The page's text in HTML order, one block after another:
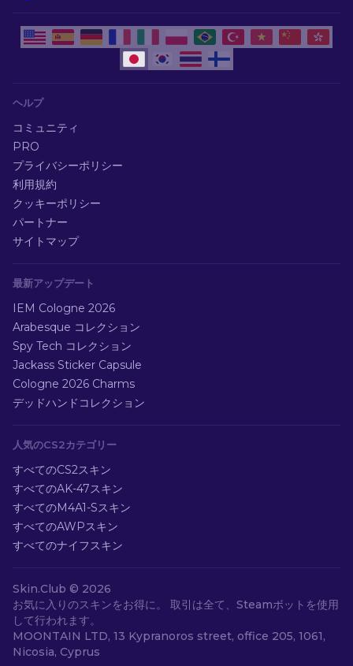
ヘルプ
コミュニティ
PRO
プライバシーポリシー
利用規約
クッキーポリシー
パートナー
サイトマップ
最新アップデート
IEM Cologne 2026
Arabesque コレクション
Spy Tech コレクション
Jackass Sticker Capsule
Cologne 2026 Charms
デッドハンドコレクション
人気のCS2カテゴリー
すべてのCS2スキン
すべてのAK-47スキン
すべてのM4A1-Sスキン
すべてのAWPスキン
すべてのナイフスキン
Skin.Club © 2026
お気に入りのスキンをお得に。 取引は全て、Steamボットを使用
して行われます。
MOONTAIN LTD, 13 Kypranoros street, office 205, 1061,
Nicosia, Cyprus